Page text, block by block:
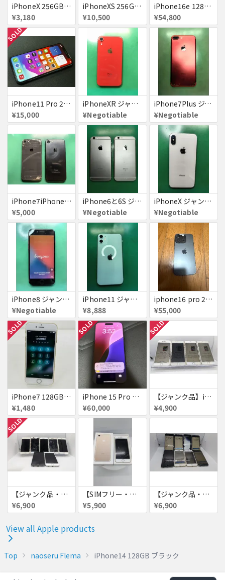
iPhoneX 256GB 赤ロム au ジャンク スペースグレイ A1902 送料無料
¥3,180
iPhoneXS 256GB 赤ロム 超美品 SoftBank ジャンク スペースグレイ MTE02J/A 送料無料
¥10,500
iPhone16e 128GB ホワイト 送料無料
¥54,800
SOLD
iPhone11 Pro 256GB ジャンク品
¥15,000
iPhoneXR ジャンク品
¥Negotiable
iPhone7Plus ジャンク品
¥Negotiable
iPhone7iPhone8ジャンク
¥5,000
iPhone6と6S ジャンク品
¥Negotiable
iPhoneX ジャンク品
¥Negotiable
iPhone8 ジャンク品
¥Negotiable
iPhone11 ジャンク
¥8,888
iphone16 pro 256gb ブラックチタニウム
¥55,000
SOLD
iPhone7 128GB 赤ロム SoftBank ジャンク ゴールド A1779 パスコード不明 送料無料
¥1,480
SOLD
iPhone 15 Pro 128GB ブラックチタニウム ネットワーク利用制限あり
¥60,000
SOLD
【ジャンク品】iPhone6s ４台セット
¥4,900
SOLD
【ジャンク品・初期化済・SIMロック解除済】iPhone6 7台セット
¥6,900
【SIMフリー・付属品あり】iPhone 7 128GB
¥5,900
【ジャンク品・初期化済】iPhone6 8台セット
¥6,900
View all Apple products
Top naoseru Flema iPhone14 128GB ブラック